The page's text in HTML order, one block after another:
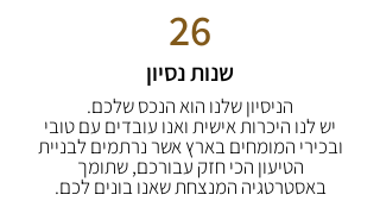
26
שנות נסיון
הניסיון שלנו הוא הנכס שלכם.
יש לנו היכרות אישית ואנו עובדים עם טובי
ובכירי המומחים בארץ אשר נרתמים לבניית
הטיעון הכי חזק עבורכם, שתומך
באסטרטגיה המנצחת שאנו בונים לכם.